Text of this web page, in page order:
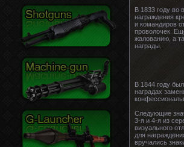
В 1833 году во
награждения
и командиров
проволочек.
жалованию, а
награды.
В 1844 году
наградах
Следующие
3-я и 4-я из
визуального
для
вручались